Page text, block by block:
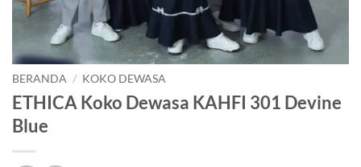
BERANDA / KOKO DEWASA
ETHICA Koko Dewasa KAHFI 301 Devine
Blue